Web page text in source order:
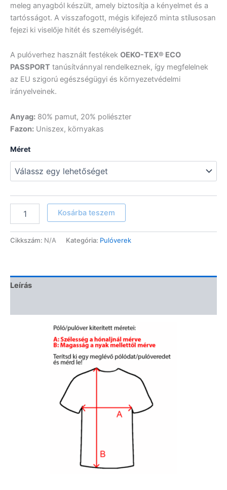
meleg anyagból készült, amely biztosítja a kényelmet és a
tartósságot. A visszafogott, mégis kifejező minta stílusosan
fejezi ki viselője hitét és személyiségét.
A pulóverhez használt festékek OEKO-TEX® ECO
PASSPORT tanúsítvánnyal rendelkeznek, így megfelelnek
az EU szigorú egészségügyi és környezetvédelmi
irányelveinek.
Anyag: 80% pamut, 20% poliészter
Fazon: Uniszex, környakas
Méret
kapucnis
(fekete)
Kosárba teszem
Cikkszám: N/A Kategória: Pulóverek
Leírás